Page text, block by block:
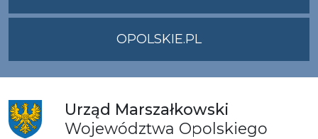
OPOLSKIE.PL
Urząd Marszałkowski
Województwa Opolskiego